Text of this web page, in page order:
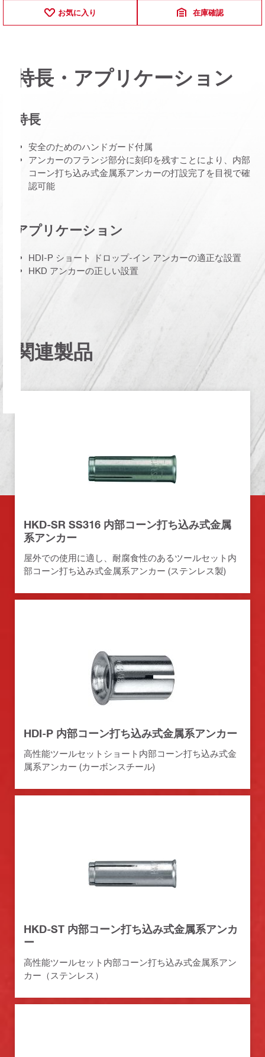
お気に入り 在庫確認
特長・アプリケーション
特長
安全のためのハンドガード付属
アンカーのフランジ部分に刻印を残すことにより、内部
コーン打ち込み式金属系アンカーの打設完了を目視で確
認可能
アプリケーション
HDI-P ショート ドロップ-イン アンカーの適正な設置
HKD アンカーの正しい設置
関連製品
HKD-SR SS316 内部コーン打ち込み式金属
系アンカー
屋外での使用に適し、耐腐食性のあるツールセット内
部コーン打ち込み式金属系アンカー (ステンレス製)
HDI-P 内部コーン打ち込み式金属系アンカー
高性能ツールセットショート内部コーン打ち込み式金
属系アンカー (カーボンスチール)
HKD-ST 内部コーン打ち込み式金属系アンカ
ー
高性能ツールセット内部コーン打ち込み式金属系アン
カー（ステンレス）